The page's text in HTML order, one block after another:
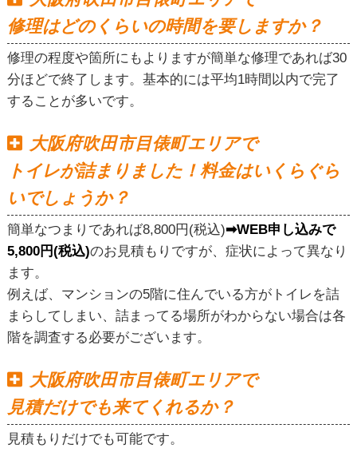
修理はどのくらいの時間を要しますか？
修理の程度や箇所にもよりますが簡単な修理であれば30
分ほどで終了します。基本的には平均1時間以内で完了
することが多いです。
大阪府吹田市目俵町エリアで
トイレが詰まりました！料金はいくらぐら
いでしょうか？
簡単なつまりであれば8,800円(税込)➡WEB申し込みで
5,800円(税込)のお見積もりですが、症状によって異なり
ます。
例えば、マンションの5階に住んでいる方がトイレを詰
まらしてしまい、詰まってる場所がわからない場合は各
階を調査する必要がございます。
大阪府吹田市目俵町エリアで
見積だけでも来てくれるか？
見積もりだけでも可能です。